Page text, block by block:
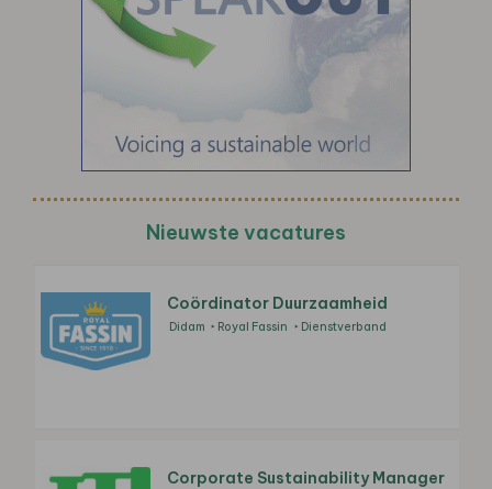
Nieuwste vacatures
Coördinator Duurzaamheid
Didam Royal Fassin Dienstverband
Corporate Sustainability Manager